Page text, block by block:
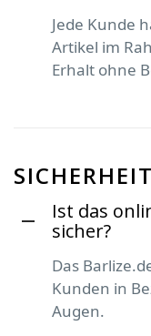
Jede Kunde
Artikel im
Erhalt ohne
SICHERHEIT
Ist das
sicher?
Das
Kunden in
Augen.